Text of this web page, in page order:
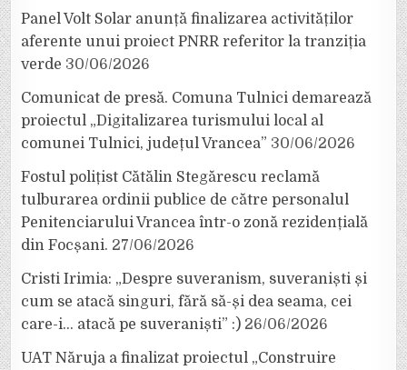
Panel Volt Solar anunță finalizarea activităților
aferente unui proiect PNRR referitor la tranziția
verde 30/06/2026
Comunicat de presă. Comuna Tulnici demarează
proiectul „Digitalizarea turismului local al
comunei Tulnici, județul Vrancea” 30/06/2026
Fostul polițist Cătălin Stegărescu reclamă
tulburarea ordinii publice de către personalul
Penitenciarului Vrancea într-o zonă rezidențială
din Focșani. 27/06/2026
Cristi Irimia: „Despre suveranism, suveraniști și
cum se atacă singuri, fără să-și dea seama, cei
care-i… atacă pe suveraniști” :) 26/06/2026
UAT Năruja a finalizat proiectul „Construire